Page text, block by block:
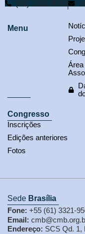
(61) 3321-9563
Menu
Área
Congresso
Inscrições
Edições anteriores
Fotos
Sede Brasília
Fone: +55 (61) 3321-
Email:
Endereço: SCS Qd. 1,